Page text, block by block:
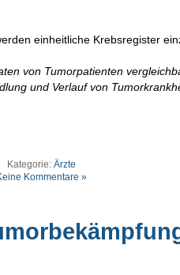
einheitliche Krebsregister
von Tumorpatienten
und Verlauf von
Kategorie: Ärzte
Kommentare »